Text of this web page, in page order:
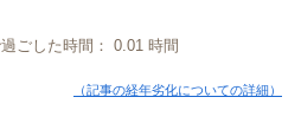
ごした時間： 0.01時間
（記事の経年劣化についての詳細）